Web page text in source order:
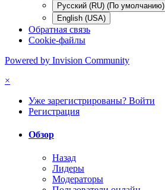
Русский (RU) (По умолчанию)
English (USA)
Обратная связь
Cookie-файлы
Powered by Invision Community
×
Уже зарегистрированы? Войти
Регистрация
Обзор
Назад
Лидеры
Модераторы